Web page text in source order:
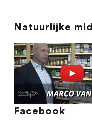
Natuurlijke
Facebook